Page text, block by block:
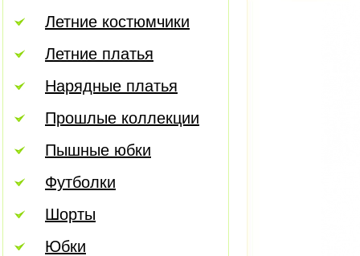
Летние костюмчики
Летние платья
Нарядные платья
Прошлые коллекции
Пышные юбки
Футболки
Шорты
Юбки